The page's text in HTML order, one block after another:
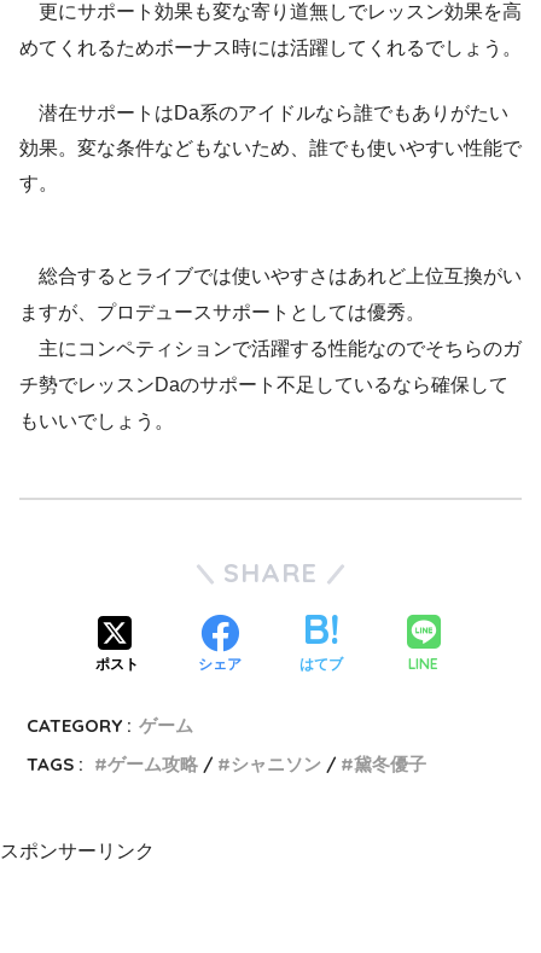
更にサポート効果も変な寄り道無しでレッスン効果を高
めてくれるためボーナス時には活躍してくれるでしょう。
潜在サポートはDa系のアイドルなら誰でもありがたい
効果。変な条件などもないため、誰でも使いやすい性能で
す。
総合するとライブでは使いやすさはあれど上位互換がい
ますが、プロデュースサポートとしては優秀。
主にコンペティションで活躍する性能なのでそちらのガ
チ勢でレッスンDaのサポート不足しているなら確保して
もいいでしょう。
SHARE
ポスト シェア はてブ LINE
CATEGORY : ゲーム
TAGS :
ゲーム攻略 シャニソン 黛冬優子
スポンサーリンク